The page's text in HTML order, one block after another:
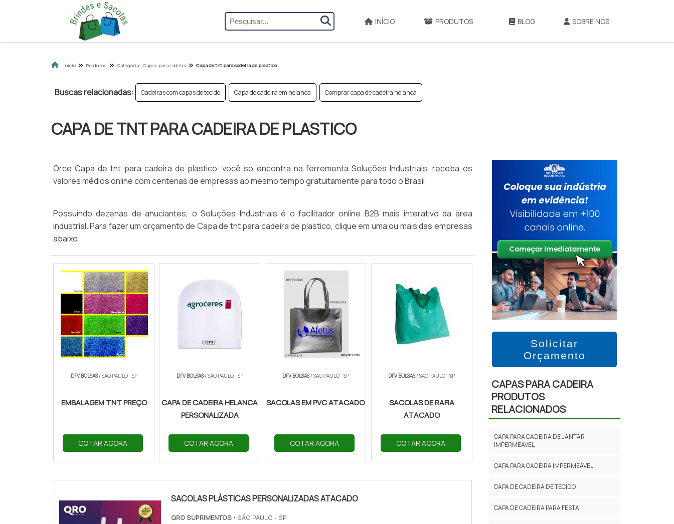
INÍCIO PRODUTOS BLOG SOBRE NÓS
Início Produtos Categoria - Capas para cadeira Capa de tnt para cadeira de plastico
Buscas relacionadas: Cadeiras com capas de tecido Capa de cadeira em helanca Comprar capa de cadeira helanca
CAPA DE TNT PARA CADEIRA DE PLASTICO
Orce Capa de tnt para cadeira de plastico, você só encontra na ferrementa Soluções Industriais, receba os
valores médios online com centenas de empresas ao mesmo tempo gratuitamente para todo o Brasil
Possuindo dezenas de anuciantes, o Soluções Industriais é o facilitador online B2B mais interativo da área
industrial. Para fazer um orçamento de Capa de tnt para cadeira de plastico, clique em uma ou mais das empresas
abaixo:
DFV BOLSAS/ SÃO PAULO - SP
EMBALAGEM TNT PREÇO
COTAR AGORA
DFV BOLSAS/ SÃO PAULO - SP
CAPA DE CADEIRA HELANCA
PERSONALIZADA
COTAR AGORA
DFV BOLSAS/ SÃO PAULO - SP
SACOLAS EM PVC ATACADO
COTAR AGORA
DFV BOLSAS/ SÃO PAULO - SP
SACOLAS DE RAFIA
ATACADO
COTAR AGORA
SACOLAS PLÁSTICAS PERSONALIZADAS ATACADO
QRO SUPRIMENTOS / SÃO PAULO - SP
Solicitar
Orçamento
CAPAS PARA CADEIRA
PRODUTOS
RELACIONADOS
CAPA PARA CADEIRA DE JANTAR
IMPERMEAVEL
CAPA PARA CADEIRA IMPERMEÁVEL
CAPA DE CADEIRA DE TECIDO
CAPA DE CADEIRA PARA FESTA